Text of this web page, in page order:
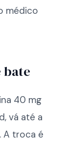
médico
bate
40 mg
vá até a
A troca é